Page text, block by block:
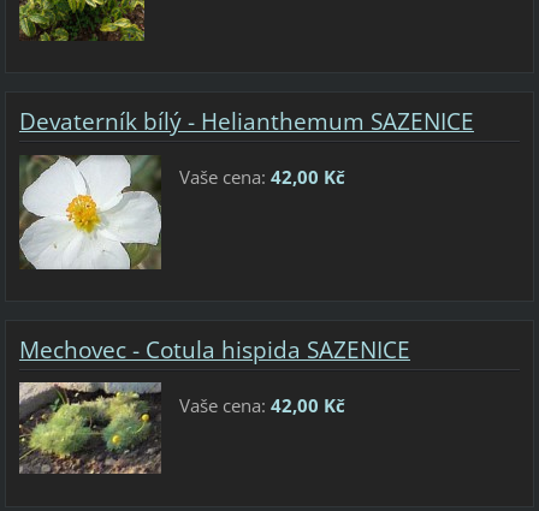
Devaterník bílý - Helianthemum SAZENICE
Vaše cena: 42,00 Kč
Mechovec - Cotula hispida SAZENICE
Vaše cena: 42,00 Kč